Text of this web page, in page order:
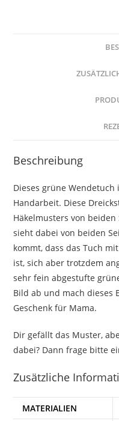
Beschreibung
Dieses grüne
Handarbeit. Diese
Häkelmusters von
sieht dabei von beiden
kommt, dass das Tuch
ist, sich aber trotzdem
sehr fein abgestufte
Bild ab und mach dieses
Geschenk für Mama.
Dir gefällt das Muster,
dabei? Dann frage bitte
Zusätzliche
MATERIALIEN